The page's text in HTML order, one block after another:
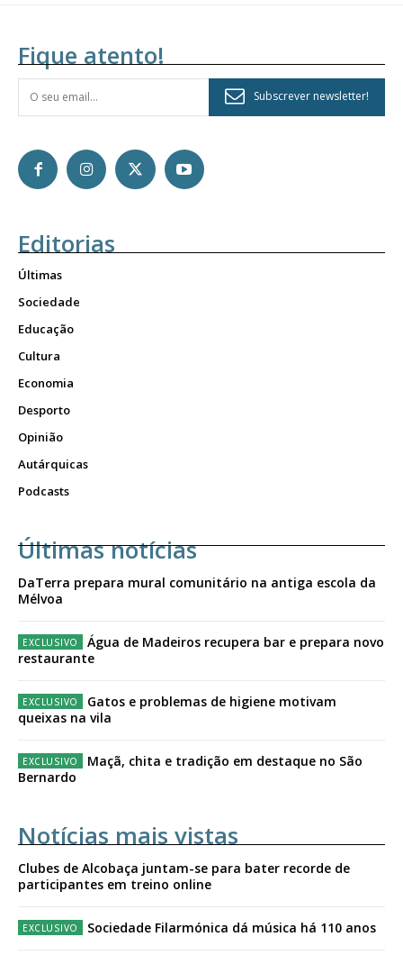
Fique atento!
Subscrever newsletter!
Editorias
Últimas
Sociedade
Educação
Cultura
Economia
Desporto
Opinião
Autárquicas
Podcasts
Últimas notícias
DaTerra prepara mural comunitário na antiga escola da
Mélvoa
Água de Madeiros recupera bar e prepara novo
restaurante
Gatos e problemas de higiene motivam
queixas na vila
Maçã, chita e tradição em destaque no São
Bernardo
Notícias mais vistas
Clubes de Alcobaça juntam-se para bater recorde de
participantes em treino online
Sociedade Filarmónica dá música há 110 anos